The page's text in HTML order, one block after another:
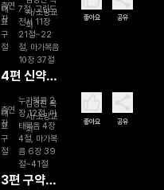
미 (완)
출연
자
사/소망교
회
대
표
구
절
7절, 고린도
전서 11장
21절~22
절, 마가복음
10장 37절
좋아요 공유
4편 신약에
나타난 식
탁들
출연
자
김경진 목
사/소망교
회
대
표
구
절
누가복음 2
장 12절, 마
태복음 4장
4절, 마가복
음 6장 39
절~41절
좋아요 공유
3편 구약에